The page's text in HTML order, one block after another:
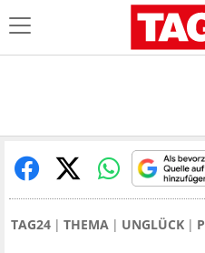
TAG24 THEMA UNGLÜCK